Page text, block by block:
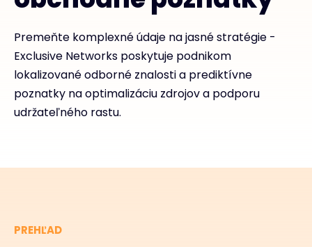
Premeňte komplexné údaje na jasné stratégie -
Exclusive Networks poskytuje podnikom
lokalizované odborné znalosti a prediktívne
poznatky na optimalizáciu zdrojov a podporu
udržateľného rastu.
PREHĽAD